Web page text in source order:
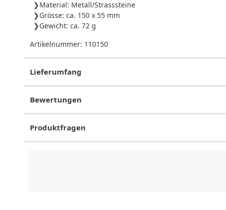
Material: Metall/Strasssteine
Grösse: ca. 150 x 55 mm
Gewicht: ca. 72 g
Artikelnummer: 110150
Lieferumfang
Bewertungen
Produktfragen